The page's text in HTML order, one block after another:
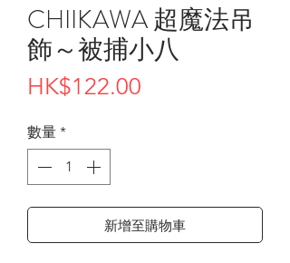
CHIIKAWA 超魔法吊
飾～被捕小八
HK$122.00
數量 *
新增至購物車